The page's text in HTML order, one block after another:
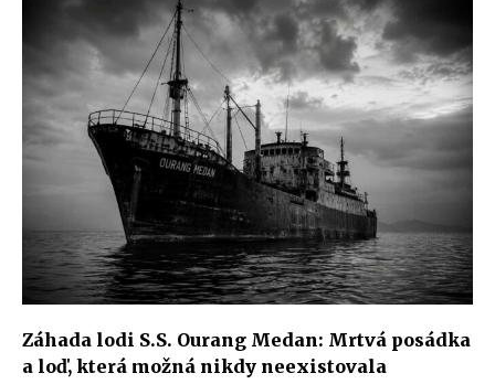
Záhada lodi S.S. Ourang Medan: Mrtvá posádka
a loď, která možná nikdy neexistovala